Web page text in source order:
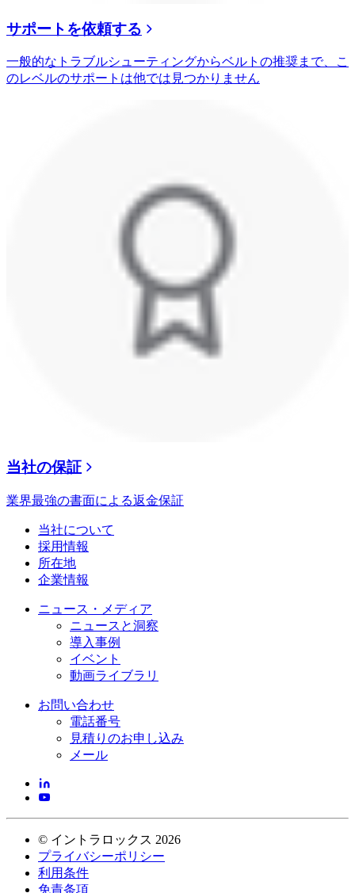
サポートを依頼する
一般的なトラブルシューティングからベルトの推奨まで、こ
のレベルのサポートは他では見つかりません
当社の保証
業界最強の書面による返金保証
当社について
採用情報
所在地
企業情報
ニュース・メディア
ニュースと洞察
導入事例
イベント
動画ライブラリ
お問い合わせ
電話番号
見積りのお申し込み
メール
© イントラロックス 2026
プライバシーポリシー
利用条件
免責条項